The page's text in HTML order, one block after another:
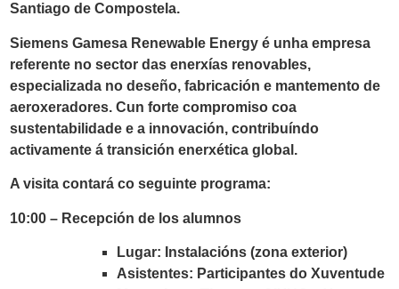
Santiago de Compostela.
Siemens Gamesa Renewable Energy é unha empresa
referente no sector das enerxías renovables,
especializada no deseño, fabricación e mantemento de
aeroxeradores. Cun forte compromiso coa
sustentabilidade e a innovación, contribuíndo
activamente á transición enerxética global.
A visita contará co seguinte programa:
10:00 – Recepción de los alumnos
Lugar: Instalacións (zona exterior)
Asistentes: Participantes do Xuventude